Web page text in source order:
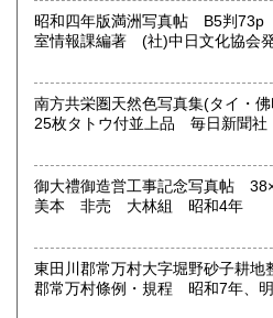
書籍の買取について
取り扱い分野
古典籍、近代文献、趣味、サブ
和本・開拓/植民資料・戦時資料
書 ・児童資料・芸能/サブカル・
刷り物 ・絵葉書・双六・地図/鳥
昭和四年版満洲写真帖 B5判73p
室情報課編著 (社)中日文化協会
南方共栄圏天然色写真集(タイ・
25枚タトウ付並上品 毎日新聞
御大禮御造営工事記念写真帖
美本 非売 大林組 昭和4年
東田川郡常万村大字堀野砂子耕地
郡常万村條例・規程 昭和7年、